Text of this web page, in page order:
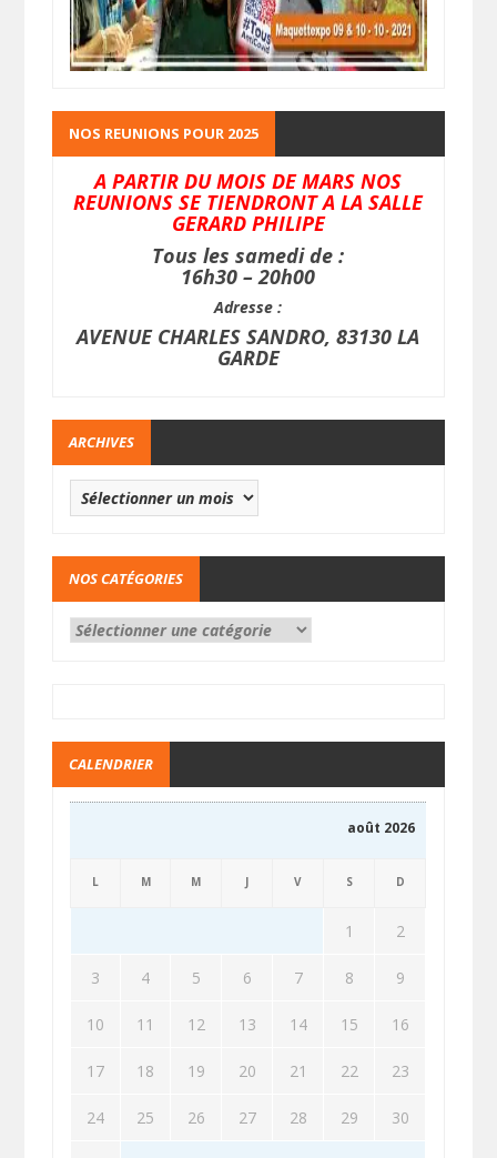
NOS REUNIONS POUR 2025
A PARTIR DU MOIS DE MARS NOS
REUNIONS SE TIENDRONT A LA SALLE
GERARD PHILIPE
Tous les samedi de :
16h30 – 20h00
Adresse :
AVENUE CHARLES SANDRO, 83130 LA
GARDE
ARCHIVES
NOS CATÉGORIES
CALENDRIER
août 2026
L M M J V S D
1 2
3 4 5 6 7 8 9
10 11 12 13 14 15 16
17 18 19 20 21 22 23
24 25 26 27 28 29 30